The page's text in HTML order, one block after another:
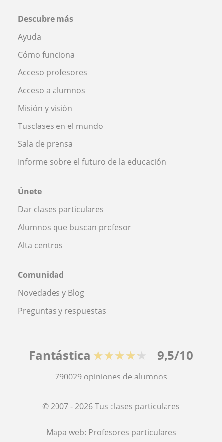
Descubre más
Ayuda
Cómo funciona
Acceso profesores
Acceso a alumnos
Misión y visión
Tusclases en el mundo
Sala de prensa
Informe sobre el futuro de la educación
Únete
Dar clases particulares
Alumnos que buscan profesor
Alta centros
Comunidad
Novedades y Blog
Preguntas y respuestas
Fantástica ★★★★★ 9,5/10
790029 opiniones de alumnos
© 2007 - 2026 Tus clases particulares
Mapa web: Profesores particulares